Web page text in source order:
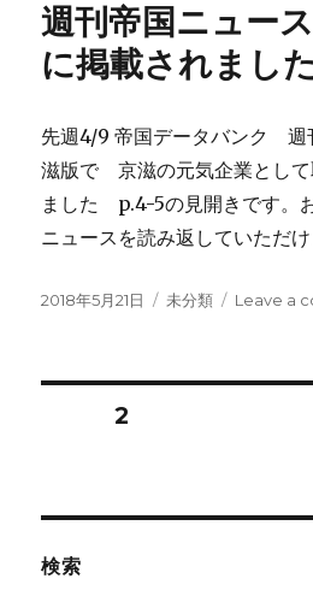
週刊帝国ニュー
に掲載されました
先週4/9 帝国データバンク
滋版で 京滋の元気企業として
ました p.4-5の見開きです。
ニュースを読み返していただけ
Posted
2018年5月21日 Categories
未分類 Leave a
Posts
PAGE2
検索